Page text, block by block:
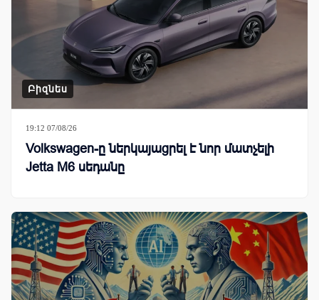
Բիզնես
19:12 07/08/26
Volkswagen-ը ներկայացրել է նոր մատչելի
Jetta M6 սեդանը